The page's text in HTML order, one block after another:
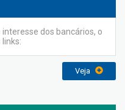
dos bancários, o
Veja